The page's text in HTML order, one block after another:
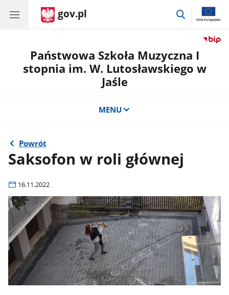
gov.pl
przejdź
Państwowa Szkoła Muzyczna I
stopnia im. W. Lutosławskiego w
Jaśle
MENU
Powrót
Saksofon w roli głównej
16.11.2022